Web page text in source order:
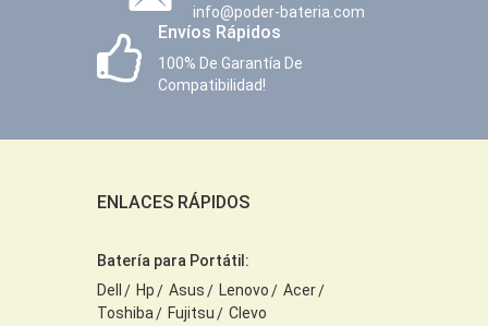
info@poder-bateria.com
Envíos Rápidos
100% De Garantía De
Compatibilidad!
ENLACES RÁPIDOS
Batería para Portátil:
Dell
Hp Asus Lenovo
Acer
Toshiba
Fujitsu
Clevo